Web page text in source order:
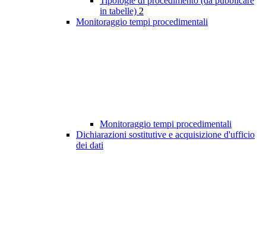
in tabelle) 2
Monitoraggio tempi procedimentali
Monitoraggio tempi procedimentali
Dichiarazioni sostitutive e acquisizione d'ufficio
dei dati